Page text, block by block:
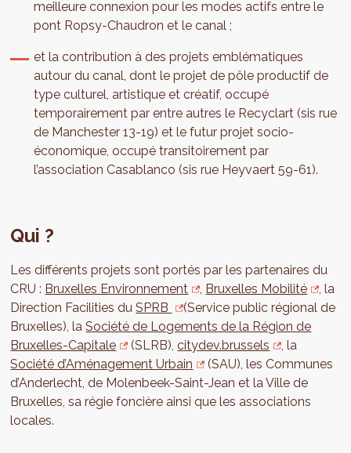
meilleure connexion pour les modes actifs entre le
pont Ropsy-Chaudron et le canal ;
et la contribution à des projets emblématiques
autour du canal, dont le projet de pôle productif de
type culturel, artistique et créatif, occupé
temporairement par entre autres le Recyclart (sis rue
de Manchester 13-19) et le futur projet socio-
économique, occupé transitoirement par
l’association Casablanco (sis rue Heyvaert 59-61).
Qui ?
Les différents projets sont portés par les partenaires du
CRU : Bruxelles Environnement , Bruxelles Mobilité
, la
Direction Facilities duSPRB
(Service public régional de
Bruxelles), laSociété de Logements de la Région de
Bruxelles-Capitale
(SLRB),citydev.brussels
, la
Société d’Aménagement Urbain
(SAU), les Communes
d’Anderlecht, de Molenbeek-Saint-Jean et la Ville de
Bruxelles, sa régie foncière ainsi que les associations
locales.